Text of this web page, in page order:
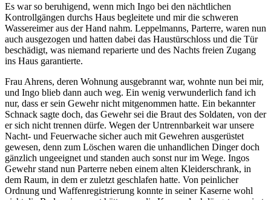
Es war so beruhigend, wenn mich Ingo bei den nächtlichen
Kontrollgängen durchs Haus begleitete und mir die schweren
Wassereimer aus der Hand nahm. Leppelmanns, Parterre, waren nun
auch ausgezogen und hatten dabei das Haustürschloss und die Tür
beschädigt, was niemand reparierte und des Nachts freien Zugang
ins Haus garantierte.
Frau Ahrens, deren Wohnung ausgebrannt war, wohnte nun bei mir,
und Ingo blieb dann auch weg. Ein wenig verwunderlich fand ich
nur, dass er sein Gewehr nicht mitgenommen hatte. Ein bekannter
Schnack sagte doch, das Gewehr sei die Braut des Soldaten, von der
er sich nicht trennen dürfe. Wegen der Untrennbarkeit war unsere
Nacht- und Feuerwache sicher auch mit Gewehren ausgerüstet
gewesen, denn zum Löschen waren die unhandlichen Dinger doch
gänzlich ungeeignet und standen auch sonst nur im Wege. Ingos
Gewehr stand nun Parterre neben einem alten Kleiderschrank, in
dem Raum, in dem er zuletzt geschlafen hatte. Von peinlicher
Ordnung und Waffenregistrierung konnte in seiner Kaserne wohl